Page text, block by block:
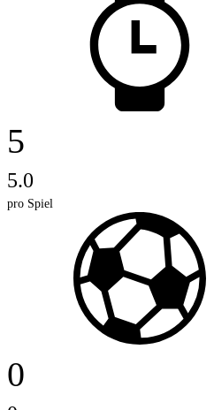
5
5.0
pro Spiel
0